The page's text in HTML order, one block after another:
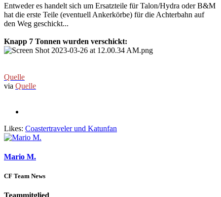
Entweder es handelt sich um Ersatzteile für Talon/Hydra oder B&M
hat die erste Teile (eventuell Ankerkörbe) für die Achterbahn auf
den Weg geschickt...
Knapp 7 Tonnen wurden verschickt:
Quelle
via Quelle
Likes: Coastertravelerund Katunfan
Mario M.
CF Team News